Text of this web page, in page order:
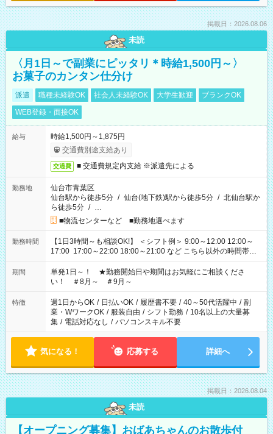
掲載日：2026.08.06
未読
〈月1日～で副業にピッタリ＊時給1,500円～〉
お菓子のカンタン仕分け
派遣 職種未経験OK 社会人未経験OK 大学生歓迎
ブランクOK
WEB登録・面接OK
給与
時給1,500円～1,875円
交通費別途支給あり
交通費 ■ 交通費規定内支給 ※派遣先による
勤務地
仙台市青葉区
仙台駅から徒歩5分 / 仙台(地下鉄)駅から徒歩5分 / 北仙台駅か
ら徒歩5分 / …
■物流センターなど ■勤務地選べます
勤務時間
【1日3時間～も相談OK!】 ＜シフト例＞ 9:00～12:00 12:00～
17:00 17:00～22:00 18:00～21:00 など こちら以外の時間帯も
お気軽にご相談ください！
期間
単発1日～！ ★勤務開始日や期間はお気軽にご相談くださ
い！ ＃8月～ ＃9月～
特徴 週1日からOK / 日払いOK / 履歴書不要 / 40～50代活躍中 / 副
業・WワークOK / 服装自由 / シフト勤務 / 10名以上の大量募
集 / 電話対応なし / パソコンスキル不要
気になる！ 応募する 詳細へ
掲載日：2026.08.04
未読
【オープニング募集】おばあちゃんのお散歩付